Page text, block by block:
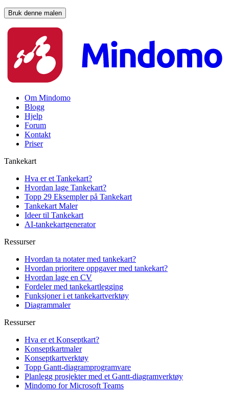
Bruk denne malen
Om Mindomo
Blogg
Hjelp
Forum
Kontakt
Priser
Tankekart
Hva er et Tankekart?
Hvordan lage Tankekart?
Topp 29 Eksempler på Tankekart
Tankekart Maler
Ideer til Tankekart
AI-tankekartgenerator
Ressurser
Hvordan ta notater med tankekart?
Hvordan prioritere oppgaver med tankekart?
Hvordan lage en CV
Fordeler med tankekartlegging
Funksjoner i et tankekartverktøy
Diagrammaler
Ressurser
Hva er et Konseptkart?
Konseptkartmaler
Konseptkartverktøy
Topp Gantt-diagramprogramvare
Planlegg prosjekter med et Gantt-diagramverktøy
Mindomo for Microsoft Teams